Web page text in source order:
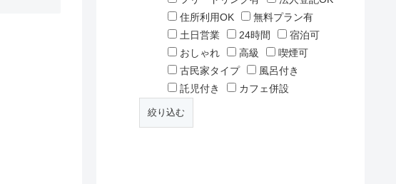
住所利用OK
無料プラン有
土日営業
24時間
宿泊可
おしゃれ
高級
喫煙可
古民家タイプ
風呂付き
託児付き
カフェ併設